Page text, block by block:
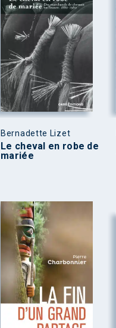
Bernadette Lizet
Le cheval en robe de
mariée